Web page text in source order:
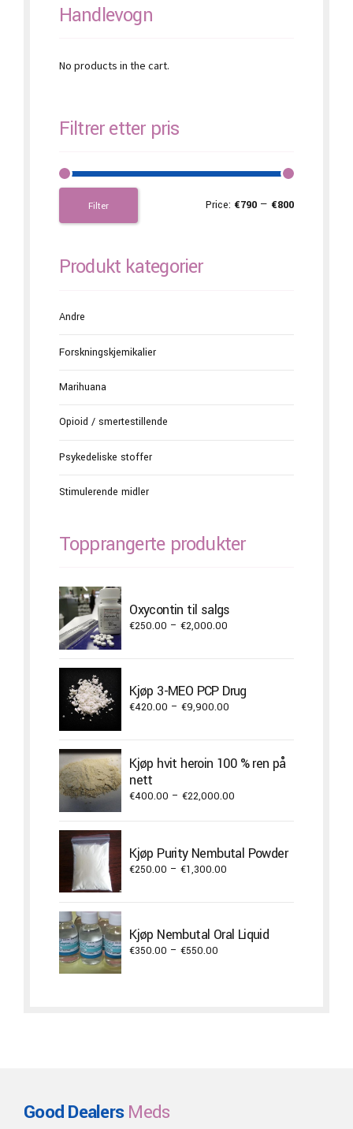
Handlevogn
No products in the cart.
Filtrer etter pris
Filter Price: €790 — €800
Produkt kategorier
Andre
Forskningskjemikalier
Marihuana
Opioid / smertestillende
Psykedeliske stoffer
Stimulerende midler
Topprangerte produkter
Oxycontin til salgs
€250.00 – €2,000.00
€2,000.00
Kjøp 3-MEO PCP Drug
€420.00 – €9,900.00
through
€9,900.00
Kjøp hvit heroin 100 % ren på
nett
€400.00 – €22,000.00
through
€22,000.00
Kjøp Purity Nembutal Powder
€250.00 – €1,300.00
€1,300.00
Kjøp Nembutal Oral Liquid
€350.00 – €550.00
Good DealersMeds